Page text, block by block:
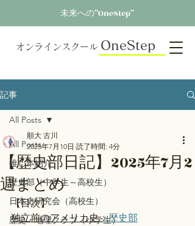
未来への”OneStep”
オンラインスクール OneStep
記事
All Posts
推し本紹介
歴史部（中学生～高校生）
日本史研究会（高校生）
歴史・地理クラブ（小学生）
All Posts
【歴史部日記】2025年7月2
週まとめ
順大 古川
2025年7月10日 読了時間: 4分
【目次】
独立前のアメリカ史：歴史部